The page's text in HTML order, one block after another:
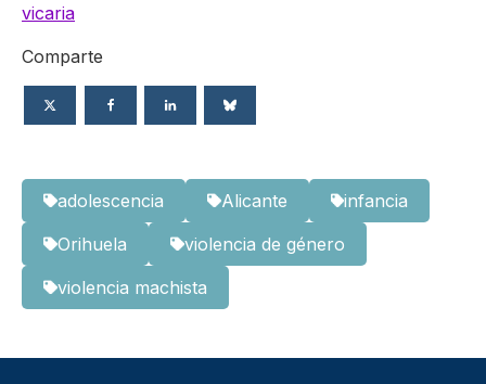
vicaria
Comparte
adolescencia Alicante
infancia
Orihuela
violencia de género
violencia machista